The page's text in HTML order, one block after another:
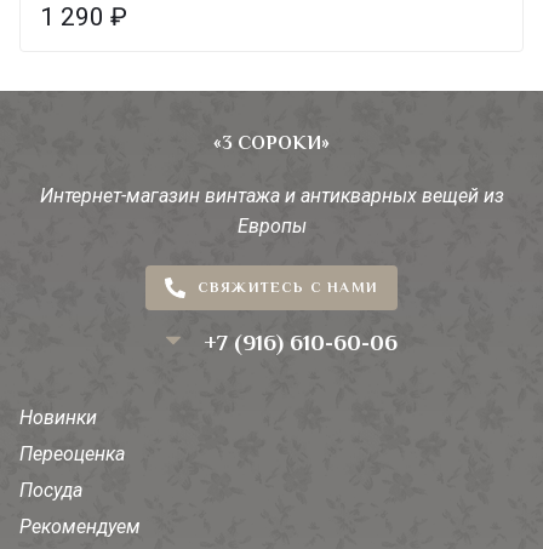
1 290 ₽
«3 СОРОКИ»
Интернет-магазин винтажа и антикварных вещей из
Европы
СВЯЖИТЕСЬ С НАМИ
+7 (916) 610-60-06
Новинки
Переоценка
Посуда
Рекомендуем